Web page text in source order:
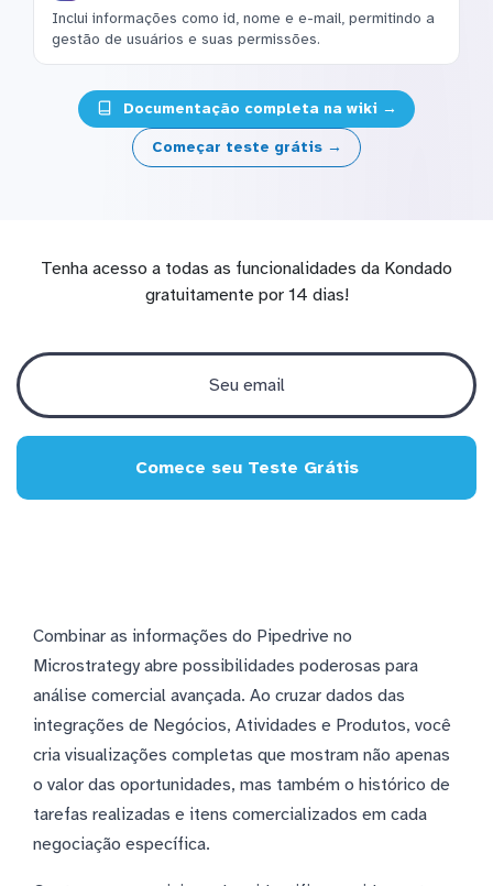
Inclui informações como id, nome e e-mail, permitindo a
gestão de usuários e suas permissões.
Documentação completa na wiki →
Começar teste grátis →
Tenha acesso a todas as funcionalidades da Kondado
gratuitamente por 14 dias!
Comece seu Teste Grátis
Combinar as informações do Pipedrive no
Microstrategy abre possibilidades poderosas para
análise comercial avançada. Ao cruzar dados das
integrações de Negócios, Atividades e Produtos, você
cria visualizações completas que mostram não apenas
o valor das oportunidades, mas também o histórico de
tarefas realizadas e itens comercializados em cada
negociação específica.